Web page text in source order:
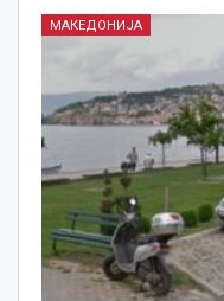
МАКЕДОНИЈА